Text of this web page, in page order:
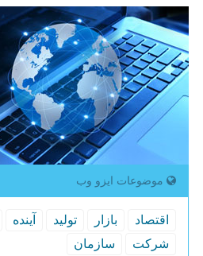
موضوعات ایزو وب
اقتصاد بازار تولید آینده
شركت
سازمان